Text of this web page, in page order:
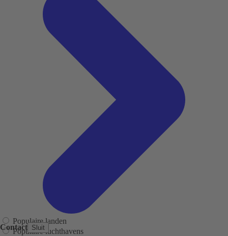
Contact Sluit
Populaire landen
Populaire luchthavens